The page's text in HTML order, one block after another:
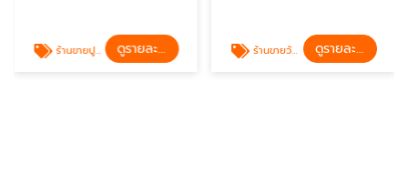
ร้านขายปูนใกล้ฉัน ดูรายละเอียด ร้านขายวัสดุก่อสร้างใกล้ฉัน ดูรายละเอียด